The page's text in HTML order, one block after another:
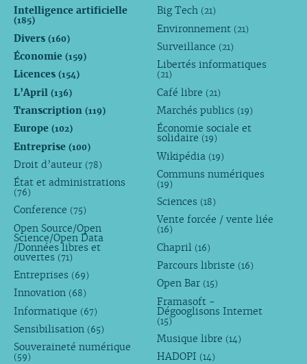
Intelligence artificielle
(185)
Divers (160)
Économie (159)
Licences (154)
L’April (136)
Transcription (119)
Europe (102)
Entreprise (100)
Droit d’auteur (78)
État et administrations
(76)
Conference (75)
Open Source/Open
Science/Open Data
/Données libres et
ouvertes (71)
Entreprises (69)
Innovation (68)
Informatique (67)
Sensibilisation (65)
Souveraineté numérique
(59)
Big Tech (21)
Environnement (21)
Surveillance (21)
Libertés informatiques
(21)
Café libre (21)
Marchés publics (19)
Économie sociale et
solidaire (19)
Wikipédia (19)
Communs numériques
(19)
Sciences (18)
Vente forcée / vente liée
(16)
Chapril (16)
Parcours libriste (16)
Open Bar (15)
Framasoft -
Dégooglisons Internet
(15)
Musique libre (14)
HADOPI (14)